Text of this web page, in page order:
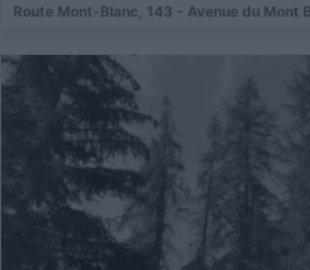
Route Mont-Blanc, 143 - Avenue du Mont